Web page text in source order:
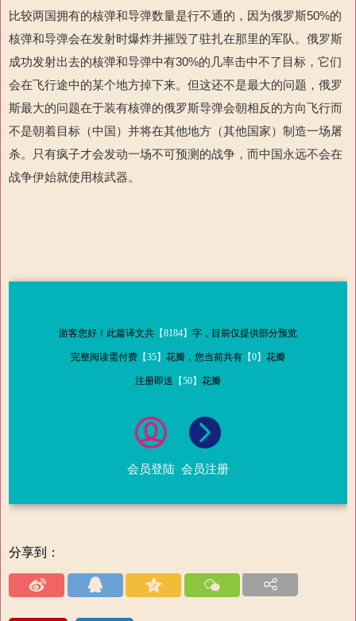
比较两国拥有的核弹和导弹数量是行不通的，因为俄罗斯50%的
核弹和导弹会在发射时爆炸并摧毁了驻扎在那里的军队。俄罗斯
成功发射出去的核弹和导弹中有30%的几率击中不了目标，它们
会在飞行途中的某个地方掉下来。但这还不是最大的问题，俄罗
斯最大的问题在于装有核弹的俄罗斯导弹会朝相反的方向飞行而
不是朝着目标（中国）并将在其他地方（其他国家）制造一场屠
杀。只有疯子才会发动一场不可预测的战争，而中国永远不会在
战争伊始就使用核武器。
游客您好！此篇译文共 【8184】 字，目前仅提供部分预览
完整阅读需付费 【35】 花瓣，您当前共有 【0】 花瓣
注册即送 【50】 花瓣
会员登陆 会员注册
分享到：